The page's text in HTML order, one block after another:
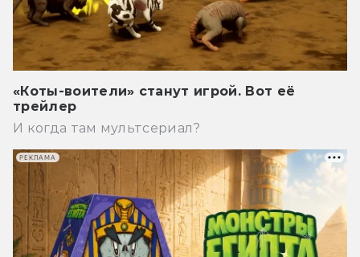
«Коты-воители» станут игрой. Вот её
трейлер
И когда там мультсериал?
РЕКЛАМА